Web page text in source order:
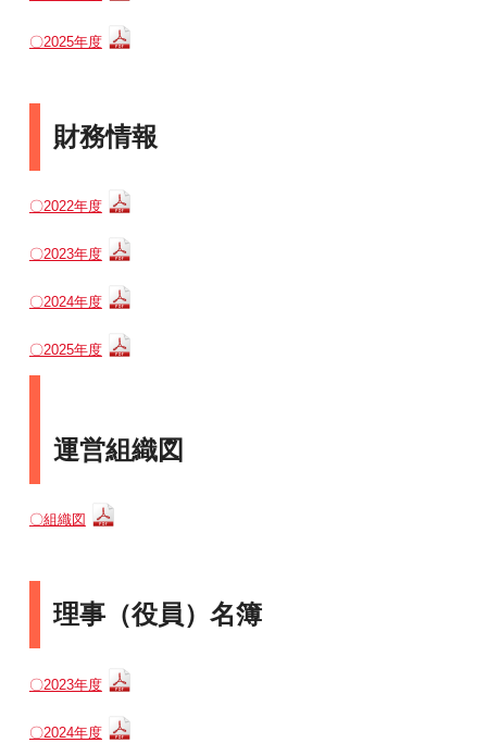
〇2025年度
財務情報
〇2022年度
〇2023年度
〇2024年度
〇2025年度
運営組織図
〇組織図
理事（役員）名簿
〇2023年度
〇2024年度